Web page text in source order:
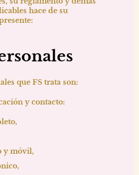
hace de su
que FS trata son:
y contacto:
y móvil,